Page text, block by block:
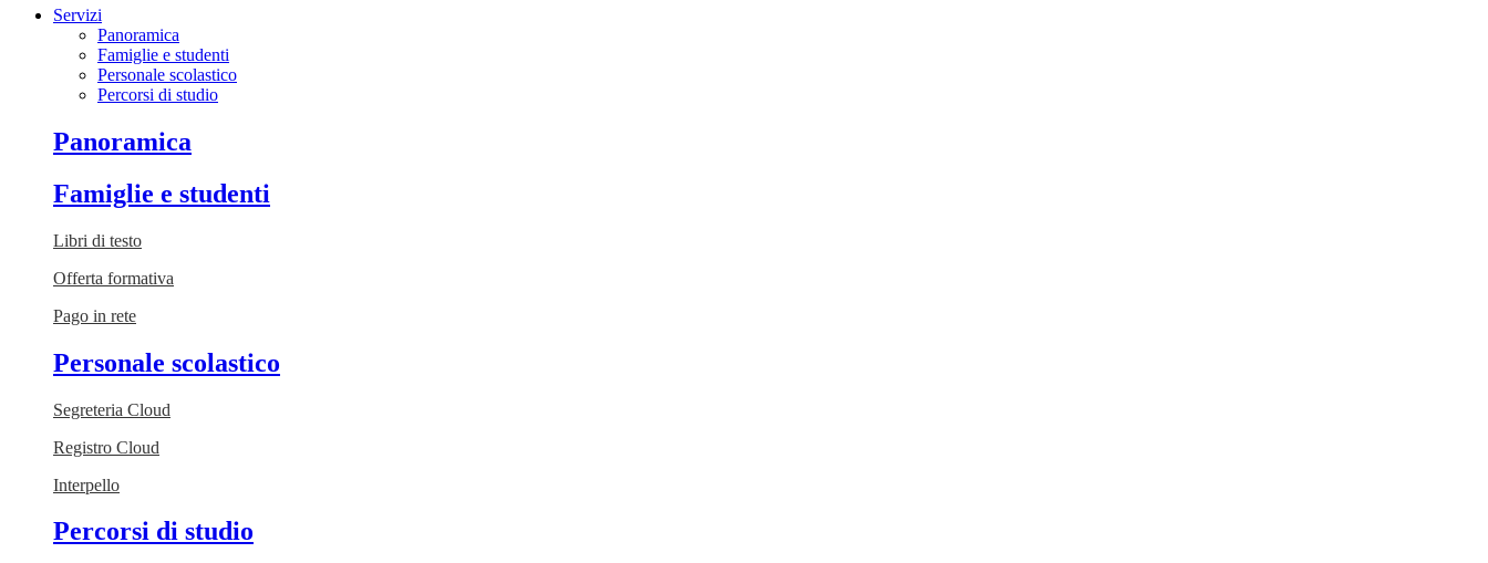
Servizi
Panoramica
Famiglie e studenti
Personale scolastico
Percorsi di studio
Panoramica
Famiglie e studenti
Libri di testo
Offerta formativa
Pago in rete
Personale scolastico
Segreteria Cloud
Registro Cloud
Interpello
Percorsi di studio